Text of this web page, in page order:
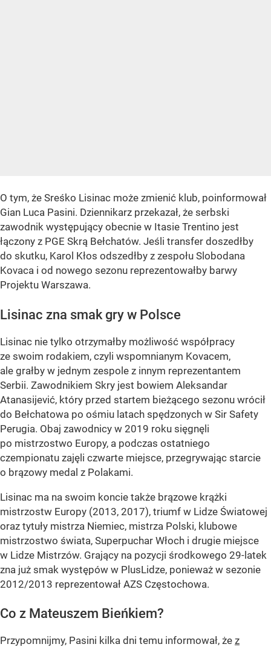
O tym, że Sreśko Lisinac może zmienić klub, poinformował
Gian Luca Pasini. Dziennikarz przekazał, że serbski
zawodnik występujący obecnie w Itasie Trentino jest
łączony z PGE Skrą Bełchatów. Jeśli transfer doszedłby
do skutku, Karol Kłos odszedłby z zespołu Slobodana
Kovaca i od nowego sezonu reprezentowałby barwy
Projektu Warszawa.
Lisinac zna smak gry w Polsce
Lisinac nie tylko otrzymałby możliwość współpracy
ze swoim rodakiem, czyli wspomnianym Kovacem,
ale grałby w jednym zespole z innym reprezentantem
Serbii. Zawodnikiem Skry jest bowiem Aleksandar
Atanasijević, który przed startem bieżącego sezonu wrócił
do Bełchatowa po ośmiu latach spędzonych w Sir Safety
Perugia. Obaj zawodnicy w 2019 roku sięgnęli
po mistrzostwo Europy, a podczas ostatniego
czempionatu zajęli czwarte miejsce, przegrywając starcie
o brązowy medal z Polakami.
Lisinac ma na swoim koncie także brązowe krążki
mistrzostw Europy (2013, 2017), triumf w Lidze Światowej
oraz tytuły mistrza Niemiec, mistrza Polski, klubowe
mistrzostwo świata, Superpuchar Włoch i drugie miejsce
w Lidze Mistrzów. Grający na pozycji środkowego 29-latek
zna już smak występów w PlusLidze, ponieważ w sezonie
2012/2013 reprezentował AZS Częstochowa.
Co z Mateuszem Bieńkiem?
Przypomnijmy, Pasini kilka dni temu informował, że z